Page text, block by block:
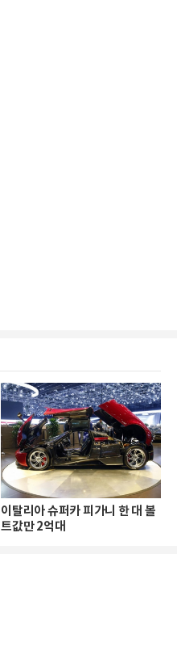
이탈리아 슈퍼카 피가니 한 대 볼
트값만 2억대